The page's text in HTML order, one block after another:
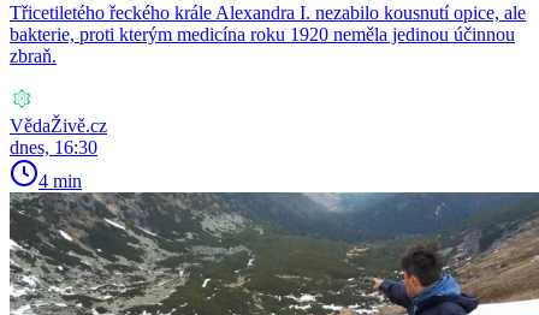
Třicetiletého řeckého krále Alexandra I. nezabilo kousnutí opice, ale
bakterie, proti kterým medicína roku 1920 neměla jedinou účinnou
zbraň.
VědaŽivě.cz
dnes, 16:30
4 min